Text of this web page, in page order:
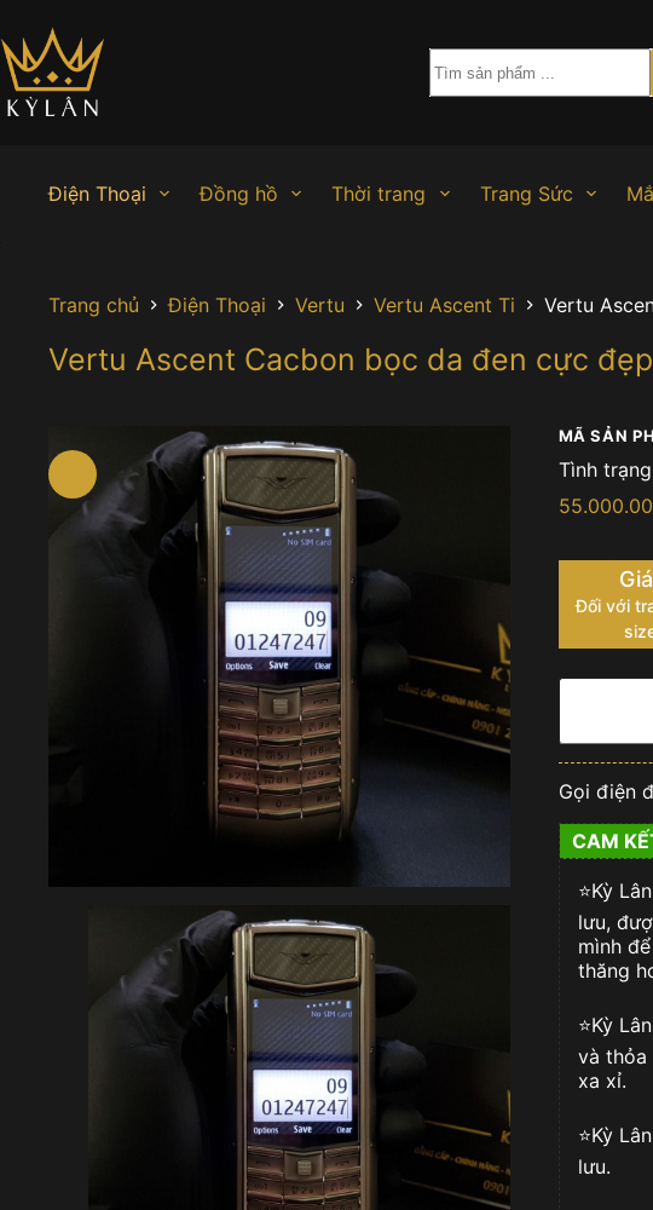
đến
phần
nội
dung
Điện Thoại Đồng hồ Thời trang Trang Sức
Trang chủ Điện Thoại Vertu Vertu Ascent Ti Vertu
Vertu Ascent Cacbon bọc da đen cực đẹp
MÃ SẢN
Tình
Đối với
Vertu
da
đen
cực
đẹp
lượng
Gọi điện
CAM
⭐️Kỳ
lưu,
mình
thăng
⭐️Kỳ
và thỏa
xa xỉ.
⭐️Kỳ
lưu.